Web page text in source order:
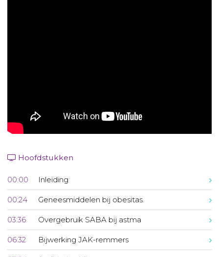
Hoofdstukken
00:00 Inleiding
00:24 Geneesmiddelen bij obesitas
03:36 Overgebruik SABA bij astma
06:32 Bijwerking JAK-remmers